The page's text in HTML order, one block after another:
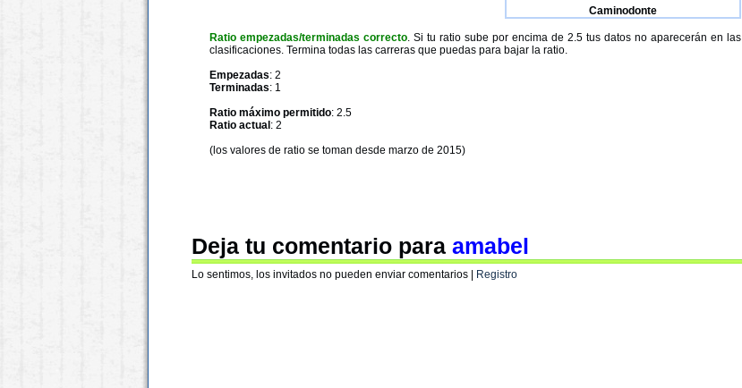
Caminodonte
Ratio empezadas/terminadas correcto. Si tu ratio sube por encima de 2.5 tus datos no aparecerán en las
clasificaciones. Termina todas las carreras que puedas para bajar la ratio.
Empezadas: 2
Terminadas: 1
Ratio máximo permitido: 2.5
Ratio actual : 2
(los valores de ratio se toman desde marzo de 2015)
Deja tu comentario para amabel
Lo sentimos, los invitados no pueden enviar comentarios | Registro